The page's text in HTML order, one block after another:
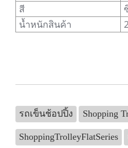
สี
น้ำหนักสินค้า
รถเข็นช้อปปิ้ง Shopping
ShoppingTrolleyFlatSeries